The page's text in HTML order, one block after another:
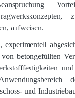
aufweisen.
experimentell
betongefüllten
und